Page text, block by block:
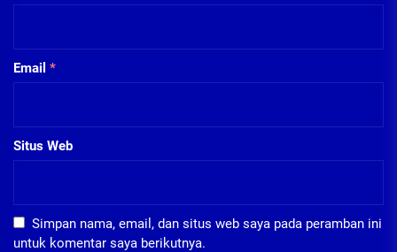
Email *
Situs Web
Simpan nama, email, dan situs web saya pada peramban ini
untuk komentar saya berikutnya.